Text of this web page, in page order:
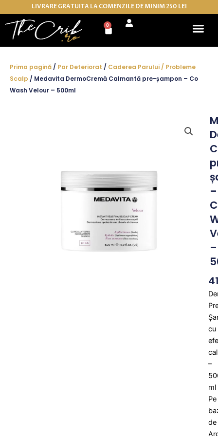
to
content
LIVRARE GRATUITA LA COMENZILE DE MINIM 250 LEI
0
Cart
Prima pagină / Par Deteriorat / Caderea Parului / Probleme
Scalp / Medavita DermoCremă Calmantă pre-șampon – Co
Wash Velour – 500ml
–
–
cu
–
ml
Pe
de